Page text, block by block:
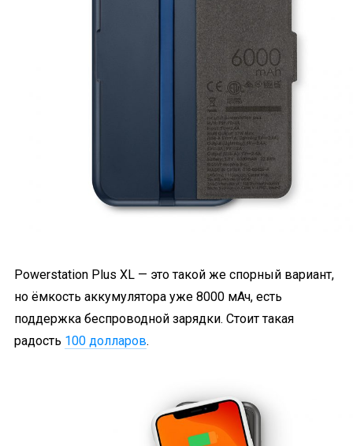
Powerstation Plus XL — это такой же спорный вариант,
но ёмкость аккумулятора уже 8000 мАч, есть
поддержка беспроводной зарядки. Стоит такая
радость 100 долларов.